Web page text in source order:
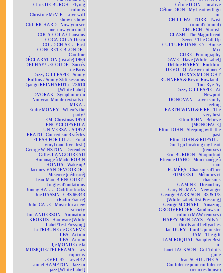
Chris DE BURGH - Flying
colours
Christine McVIE - Love will
show us how
Cliff RICHARD - Now you see
me, now you don't
COCA-COLA Chansons
COCA-COLA Disco
COLD CHISEL - East
CONCRETE BLONDE -
Caroline
DÉCLARATION (fiscale) 1964
DELHAY/LECOUDE - Succès
de Paris
Dizzy GILLESPIE - Sonny
Rollins / Sonny Stitt sessions
Django REINHARDT n°73610
[White Label]
DVORAK - Symphonie du
Nouveau Monde (extraits) -
MIKAL
Eddie MONEY - Where's the
party?
EMI Christmas 1974
ENCYCLOPAEDIA
UNIVERSALIS 1972
ERATO - Concert sur 3 siècles
FLESH FOR LULU - Final
vinyl (and live flesh)
George WINSTON - December
Gilles LANGOUREAU
Hommage à Mado ROBIN
HONDA - Wake up!
Jacques VANDEVOORDE -
Miserere [dédicacé]
Jean-Marc BIENCOURT -
Jingles d'imitations
Jimmy HALL - Cadillac tracks
Joe DASSIN - CBS 66343
(Radio France)
John CALE - Music for a new
society
Jon ANDERSON - Animation
KROKUS - Hardware [White
Label/Test Pressing]
la TRIBUNE de GENÈVE
LBS - Action
LBS - Aurum
Le MONDE de la
MUSIQUE/TÉLÉRAMA - Les
copieurs
LEVEL 42 - Level 42
Lionel HAMPTON - Jazz in
jazz [White Label]
Céline DION - I'm alive
Céline DION - My heart will go
on
CHILL FAC-TORR - Twist
(round'n'round)
CHURCH - Starfish
CLASH - The Magnificent
Seven / The Call Up
CULTURE DANCE 7 - House
Mix
CURE - Pornography
DAVE - Dave [White Label]
Debbie HARRY - Rockbird
DEVO - Q: Are we not men?
DEXYS MIDNIGHT
RUNNERS & Kevin Rowland -
Too-Rye-Ay
Dizzy GILLESPIE - At
Newport
DONOVAN - Love is only
feeling
EARTH WIND & FIRE - The
very best
Elton JOHN - Believe
[MONOFACE]
Elton JOHN - Sleeping with the
past
Elton JOHN & RUPAUL -
Don't go breaking my heart
(remixes)
Eric BURDON - Starportrait
Etienne DAHO - Mon manège à
moi
FUMÉES - Chansons d'hier
FUMÉES II - Mélodies et
chansons
GAMINE - Dream boy
Gary NUMAN - New anger
George HARRISON - 33 & 1/3
[White Label/Test Pressing]
George MICHAEL - Amazing
GROOVERIDER - Rainbows of
colour (MAW remixes)
HAPPY MONDAYS - Pills 'n'
thrills and bellyaches
Ian DURY - Lord Upminster
JAM - The gift
JAMIROQUAI - Sampler Best
of
Janet JACKSON - Got 'til it's
gone
Jean SCHULTHEIS -
Confidence pour confidence
(remixes house)